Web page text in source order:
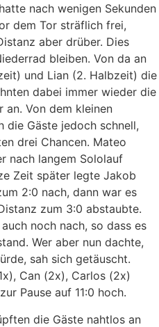
nach wenigen Sekunden
dem Tor sträflich frei,
aber drüber. Dies
bleiben. Von da an
und Lian (2. Halbzeit) die
dabei immer wieder die
an. Von dem kleinen
die Gäste jedoch schnell,
drei Chancen. Mateo
nach langem Sololauf
Zeit später legte Jakob
2:0 nach, dann war es
zum 3:0 abstaubte.
noch nach, so dass es
Wer aber nun dachte,
sah sich getäuscht.
Can (2x), Carlos (2x)
Pause auf 11:0 hoch.
die Gäste nahtlos an